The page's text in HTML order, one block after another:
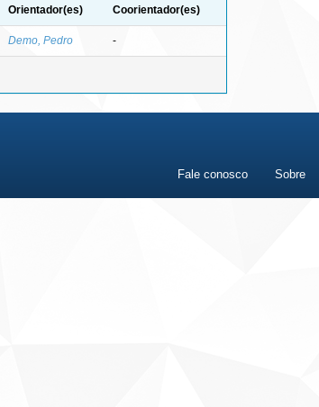
Orientador(es) Coorientador(es)
Demo, Pedro -
Fale conosco Sobre